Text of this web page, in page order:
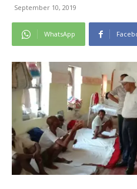
September 10, 2019
WhatsApp